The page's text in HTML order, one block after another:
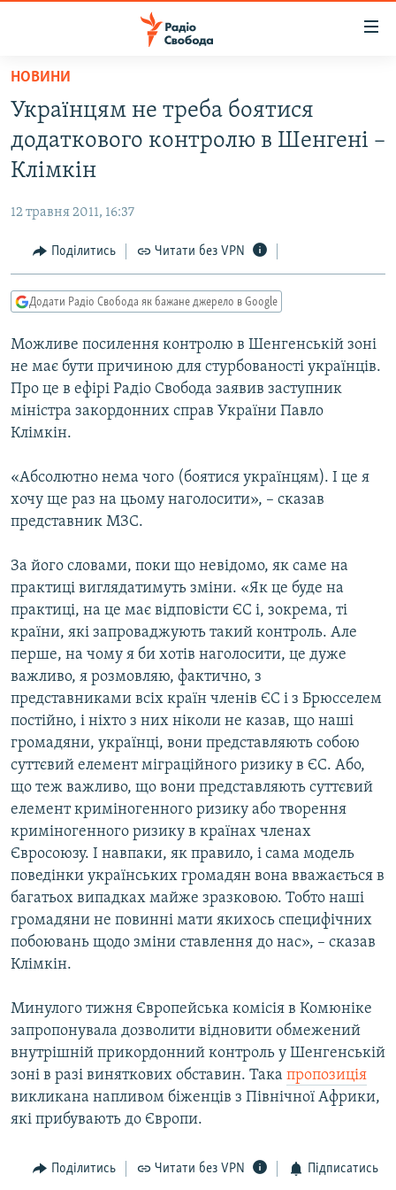
Перейти
основного
матеріалу
Перейти
до
основної
навігації
Перейти
до
пошуку
ВСЕ ЗА ДОБУ
СТАТТІ
ЕКОНОМІКА
СУСПІЛЬСТВО
УКРАЇНА
РОСІЙСЬКА «ФІЛЬТРАЦІЯ»
ДОНБАС.РЕАЛІЇ
ТИ ЯК?
СХЕМИ
ПРИАЗОВ’Я
КИТАЙ.ВИКЛИКИ
ФОТО
СПЕЦПРОЄКТИ
КРИМ РЕАЛІЇ
РУС
УКР
КТАТ
ДОЛУЧАЙСЯ!
Усі сайти RFE/RL
НОВИНИ
Українцям не треба боятися
додаткового контролю в Шенгені –
Клімкін
12 травня 2011, 16:37
Поділитись Читати без VPN
Додати Радіо Свобода як бажане джерело в Google
Можливе посилення контролю в Шенгенській зоні
не має бути причиною для стурбованості українців.
Про це в ефірі Радіо Свобода заявив заступник
міністра закордонних справ України Павло
Клімкін.
«Абсолютно нема чого (боятися українцям). І це я
хочу ще раз на цьому наголосити», – сказав
представник МЗС.
За його словами, поки що невідомо, як саме на
практиці виглядатимуть зміни. «Як це буде на
практиці, на це має відповісти ЄС і, зокрема, ті
країни, які запроваджують такий контроль. Але
перше, на чому я би хотів наголосити, це дуже
важливо, я розмовляю, фактично, з
представниками всіх країн членів ЄС і з Брюсселем
постійно, і ніхто з них ніколи не казав, що наші
громадяни, українці, вони представляють собою
суттєвий елемент міграційного ризику в ЄС. Або,
що теж важливо, що вони представляють суттєвий
елемент криміногенного ризику або творення
криміногенного ризику в країнах членах
Євросоюзу. І навпаки, як правило, і сама модель
поведінки українських громадян вона вважається в
багатьох випадках майже зразковою. Тобто наші
громадяни не повинні мати якихось специфічних
побоювань щодо зміни ставлення до нас», – сказав
Клімкін.
Минулого тижня Європейська комісія в Комюніке
запропонувала дозволити відновити обмежений
внутрішній прикордонний контроль у Шенгенській
зоні в разі виняткових обставин. Така пропозиція
викликана напливом біженців з Північної Африки,
які прибувають до Європи.
Поділитись Читати без VPN Підписатись